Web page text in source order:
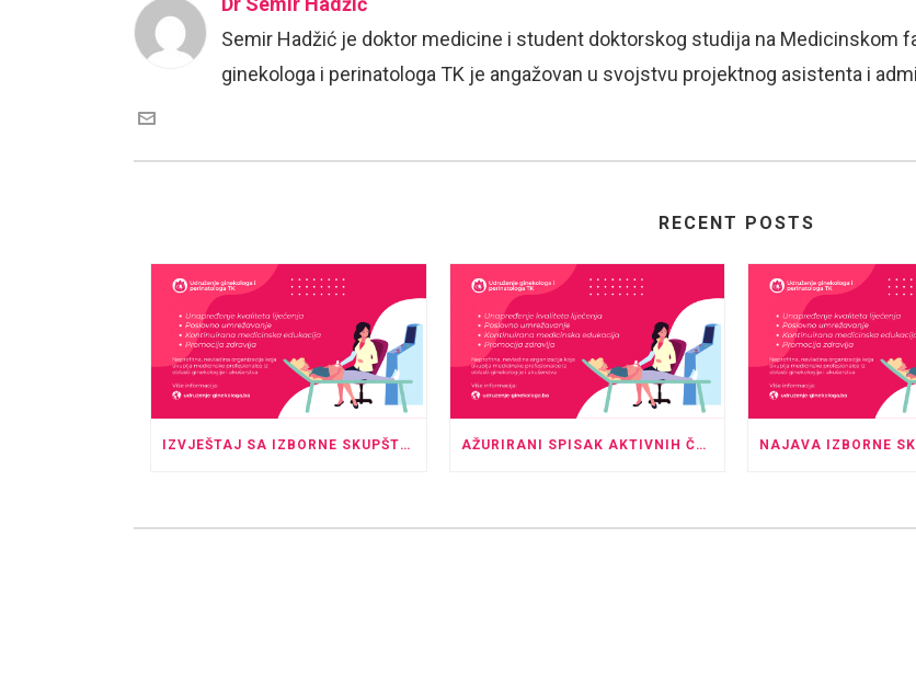
Semir Hadžić je doktor medicine i student doktorskog studija na Medicinskom
ginekologa i perinatologa TK je angažovan u svojstvu projektnog asistenta i
RECENT POSTS
IZVJEŠTAJ SA IZBORNE SKUPŠTINE UGPTK, KOJA JE ODRŽANA U PROSTORU HOTELA “ROYAL” TUZLA SA POČETKOM U 20:00 SATI. AŽURIRANI SPISAK AKTIVNIH ČLANOVA UDRUŽENJA GINEKOLOGA I PERINATOLOGA TK – MAJ 2026.